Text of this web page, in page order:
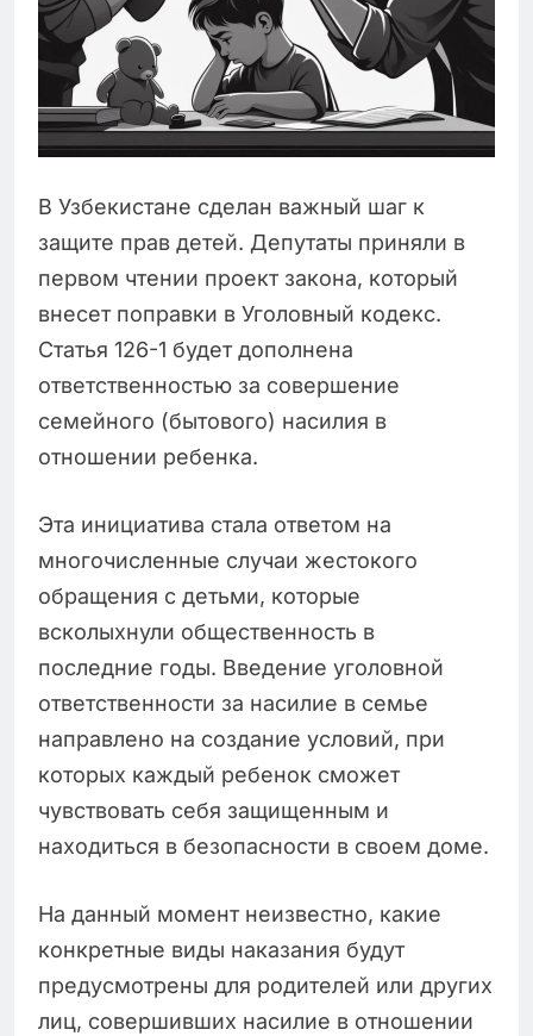
В Узбекистане сделан важный шаг к
защите прав детей. Депутаты приняли в
первом чтении проект закона, который
внесет поправки в Уголовный кодекс.
Статья 126-1 будет дополнена
ответственностью за совершение
семейного (бытового) насилия в
отношении ребенка.
Эта инициатива стала ответом на
многочисленные случаи жестокого
обращения с детьми, которые
всколыхнули общественность в
последние годы. Введение уголовной
ответственности за насилие в семье
направлено на создание условий, при
которых каждый ребенок сможет
чувствовать себя защищенным и
находиться в безопасности в своем доме.
На данный момент неизвестно, какие
конкретные виды наказания будут
предусмотрены для родителей или других
лиц, совершивших насилие в отношении